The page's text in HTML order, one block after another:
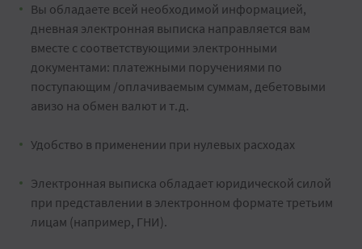
Вы обладаете всей необходимой информацией,
дневная электронная выписка направляется вам
вместе с соответствующими электронными
документами: платежными поручениями по
поступающим /оплачиваемым суммам, дебетовыми
авизо на обмен валют и т.д.
Удобство в применении при нулевых расходах
Электронная выписка обладает юридической силой
при представлении в электронном формате третьим
лицам (например, ГНИ).